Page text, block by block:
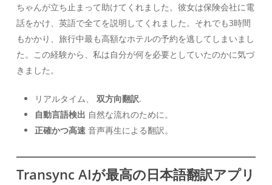
ちゃんが立ち止まって助けてくれました。彼女は保険会社に電
話をかけ、英語で全てを説明してくれました。それでも3時間
もかかり、旅行中最も高額なホテルの予約を逃してしまいまし
た。この経験から、私は自分が何を必要としていたのかに気づ
きました。
リアルタイム、 双方向翻訳.
自動言語検出 自然な流れのために。
正確かつ高速音声再生による翻訳。
Transync AIが最高の日本語翻訳アプリ